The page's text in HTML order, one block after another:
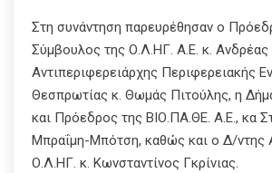
Στη συνάντηση παρευρέθησαν ο
Σύμβουλος της Ο.Λ.ΗΓ. Α.Ε. κ. Ανδρέας
Αντιπεριφερειάρχης Περιφερειακής
Θεσπρωτίας κ. Θωμάς Πιτούλης, η
και Πρόεδρος της ΒΙΟ.ΠΑ.ΘΕ. Α.Ε., κα
Μπραΐμη-Μπότση, καθώς και o Δ/ντης
Ο.Λ.ΗΓ. κ. Κωνσταντίνος Γκρίνιας.